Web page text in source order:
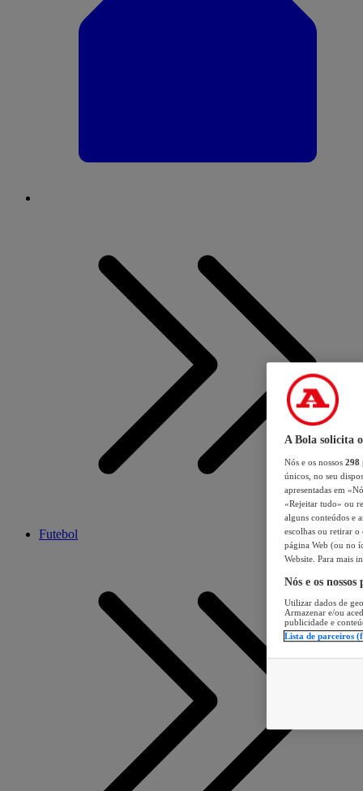
Futebol
A Bola solicita
Nós e os nossos 298
únicos, no seu
apresentadas em
«Rejeitar tudo» ou
alguns conteúdos e
escolhas ou retirar
página Web (ou no
Website. Para mais
Nós e os
Utilizar dados de
Armazenar e/ou
publicidade e
Lista de parceiros